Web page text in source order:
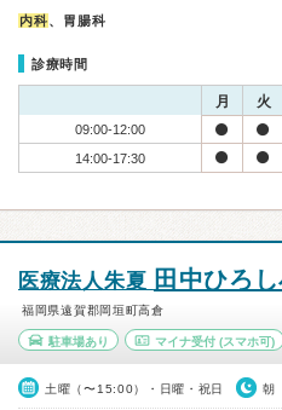
内科、胃腸科
診療時間
月 火
09:00-12:00
14:00-17:30
医療法人朱夏 田中ひろ
福岡県遠賀郡岡垣町高倉
駐車場あり マイナ受付(スマホ可)
土曜（〜15:00）・日曜・祝日 朝